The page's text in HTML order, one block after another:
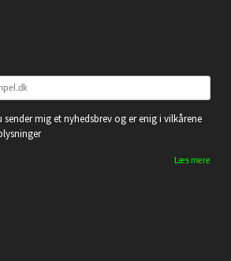
sender mig et nyhedsbrev og er enig i vilkårene
Læs mere